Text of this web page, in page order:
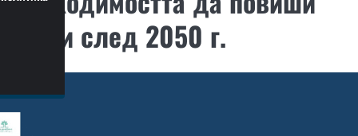
след 2050 г.